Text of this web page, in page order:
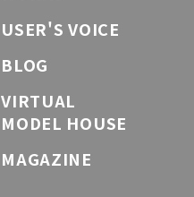
USER'S VOICE
BLOG
VIRTUAL
MODEL HOUSE
MAGAZINE